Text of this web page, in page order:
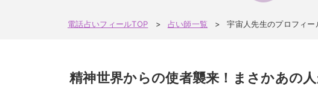
電話占いフィールTOP 占い師一覧 宇宙人先生のプロフィー
精神世界からの使者襲来！まさかあの